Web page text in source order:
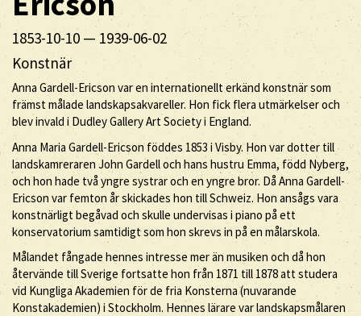
1853-10-10 — 1939-06-02
Konstnär
Anna Gardell-Ericson var en internationellt erkänd konstnär som
främst målade landskapsakvareller. Hon fick flera utmärkelser och
blev invald i Dudley Gallery Art Society i England.
Anna Maria Gardell-Ericson föddes 1853 i Visby. Hon var dotter till
landskamreraren John Gardell och hans hustru Emma, född Nyberg,
och hon hade två yngre systrar och en yngre bror. Då Anna Gardell-
Ericson var femton år skickades hon till Schweiz. Hon ansågs vara
konstnärligt begåvad och skulle undervisas i piano på ett
konservatorium samtidigt som hon skrevs in på en målarskola.
Målandet fångade hennes intresse mer än musiken och då hon
återvände till Sverige fortsatte hon från 1871 till 1878 att studera
vid Kungliga Akademien för de fria Konsterna (nuvarande
Konstakademien) i Stockholm. Hennes lärare var landskapsmålaren